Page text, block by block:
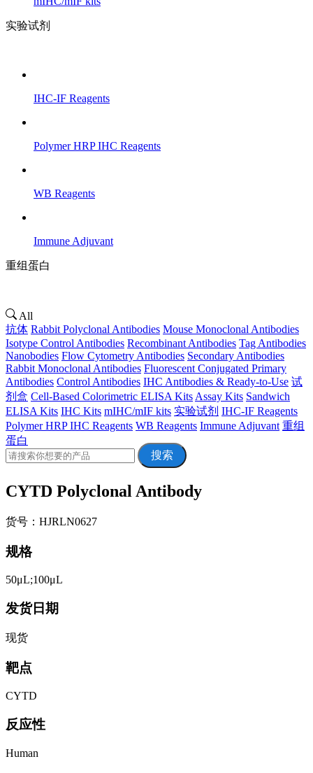
实验试剂
IHC-IF Reagents
Polymer HRP IHC Reagents
WB Reagents
Immune Adjuvant
重组蛋白
All
抗体 Rabbit Polyclonal Antibodies Mouse Monoclonal Antibodies
Isotype Control Antibodies Recombinant Antibodies Tag Antibodies
Nanobodies Flow Cytometry Antibodies Secondary Antibodies
Rabbit Monoclonal Antibodies Fluorescent Conjugated Primary
Antibodies Control Antibodies IHC Antibodies & Ready-to-Use 试
剂盒 Cell-Based Colorimetric ELISA Kits Assay Kits Sandwich
ELISA Kits IHC Kits mIHC/mIF kits 实验试剂 IHC-IF Reagents
Polymer HRP IHC Reagents WB Reagents Immune Adjuvant 重组
蛋白
搜索
CYTD Polyclonal Antibody
货号：HJRLN0627
规格
50μL;100μL
发货日期
现货
靶点
CYTD
反应性
Human